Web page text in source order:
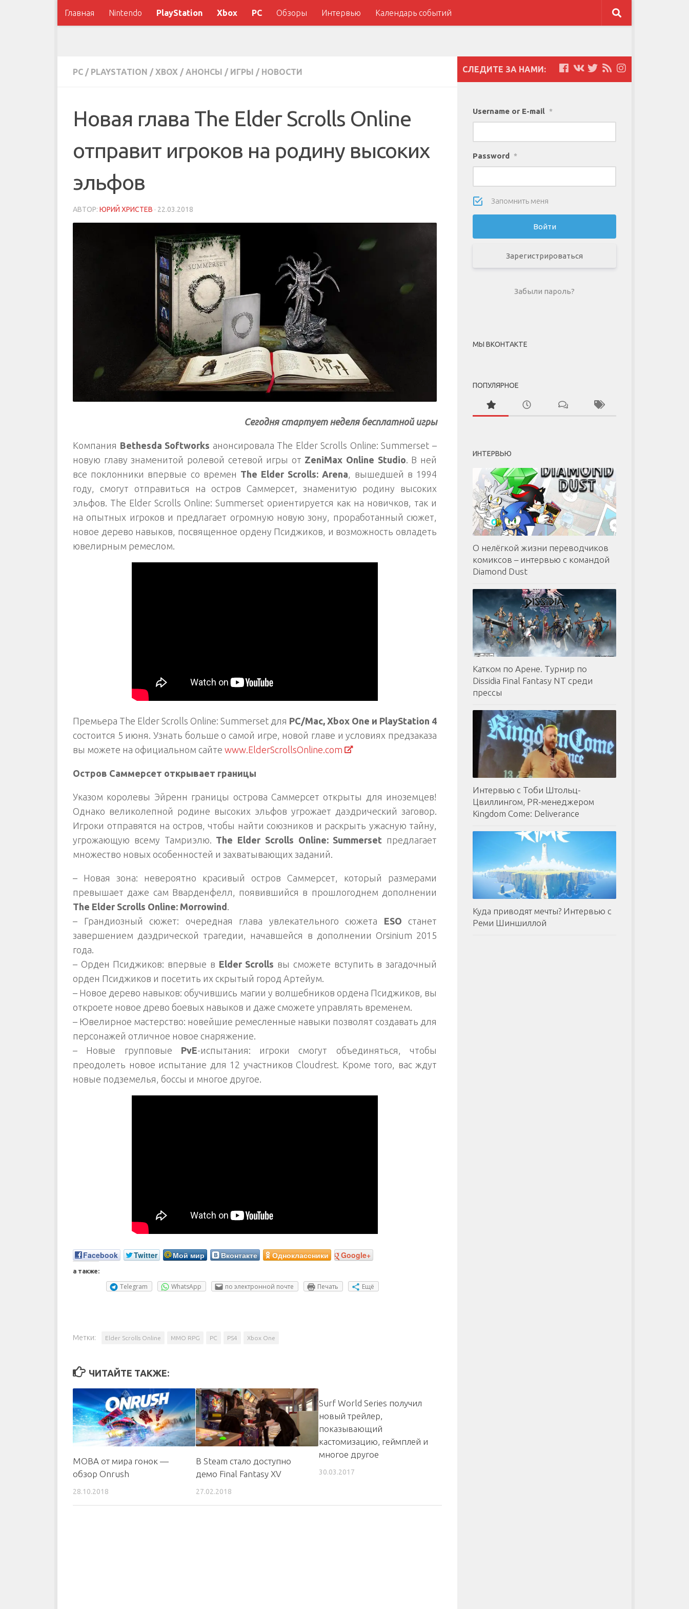
Главная Nintendo PlayStation Xbox PC Обзоры Интервью Календарь событий
PC / PLAYSTATION / XBOX / АНОНСЫ / ИГРЫ / НОВОСТИ
Новая глава The Elder Scrolls Online
отправит игроков на родину высоких
эльфов
АВТОР: ЮРИЙ ХРИСТЕВ · 22.03.2018
Сегодня стартует неделя бесплатной игры
Компания Bethesda Softworks анонсировала The Elder Scrolls Online: Summerset –
новую главу знаменитой ролевой сетевой игры от ZeniMax Online Studio . В ней
все поклонники впервые со времен The Elder Scrolls: Arena , вышедшей в 1994
году, смогут отправиться на остров Саммерсет, знаменитую родину высоких
эльфов. The Elder Scrolls Online: Summerset ориентируется как на новичков, так и
на опытных игроков и предлагает огромную новую зону, проработанный сюжет,
новое дерево навыков, посвященное ордену Псиджиков, и возможность овладеть
ювелирным ремеслом.
Премьера The Elder Scrolls Online: Summerset для PC/Mac, Xbox One и PlayStation 4
состоится 5 июня. Узнать больше о самой игре, новой главе и условиях предзаказа
вы можете на официальном сайте www.ElderScrollsOnline.com
Остров Саммерсет открывает границы
Указом королевы Эйренн границы острова Саммерсет открыты для иноземцев!
Однако великолепной родине высоких эльфов угрожает даэдрический заговор.
Игроки отправятся на остров, чтобы найти союзников и раскрыть ужасную тайну,
угрожающую всему Тамриэлю. The Elder Scrolls Online: Summerset предлагает
множество новых особенностей и захватывающих заданий.
– Новая зона: невероятно красивый остров Саммерсет, который размерами
превышает даже сам Вварденфелл, появившийся в прошлогоднем дополнении
The Elder Scrolls Online: Morrowind
– Грандиозный сюжет: очередная глава увлекательного сюжета ESO станет
завершением даэдрической трагедии, начавшейся в дополнении Orsinium 2015
года.
– Орден Псиджиков: впервые в Elder Scrolls вы сможете вступить в загадочный
орден Псиджиков и посетить их скрытый город Артейум.
– Новое дерево навыков: обучившись магии у волшебников ордена Псиджиков, вы
откроете новое древо боевых навыков и даже сможете управлять временем.
– Ювелирное мастерство: новейшие ремесленные навыки позволят создавать для
персонажей отличное новое снаряжение.
– Новые групповые PvE-испытания: игроки смогут объединяться, чтобы
преодолеть новое испытание для 12 участников Cloudrest. Кроме того, вас ждут
новые подземелья, боссы и многое другое.
Facebook Twitter Мой мир Вконтакте Одноклассники Google+
а также:
Telegram WhatsApp по электронной почте Печать Ещё
Метки: Elder Scrolls Online MMO RPG PC PS4 Xbox One
ЧИТАЙТЕ ТАКЖЕ:
MOBA от мира гонок —
обзор Onrush
28.10.2018
В Steam стало доступно
демо Final Fantasy XV
27.02.2018
Surf World Series получил
новый трейлер,
показывающий
кастомизацию, геймплей и
многое другое
30.03.2017
СЛЕДИТЕ ЗА НАМИ:
Username or E-mail *
Password *
Запомнить меня
Зарегистрироваться
Забыли пароль?
МЫ ВКОНТАКТЕ
ПОПУЛЯРНОЕ
ИНТЕРВЬЮ
О нелёгкой жизни переводчиков
комиксов – интервью с командой
Diamond Dust
Катком по Арене. Турнир по
Dissidia Final Fantasy NT среди
прессы
Интервью с Тоби Штольц-
Цвиллингом, PR-менеджером
Kingdom Come: Deliverance
Куда приводят мечты? Интервью с
Реми Шиншиллой